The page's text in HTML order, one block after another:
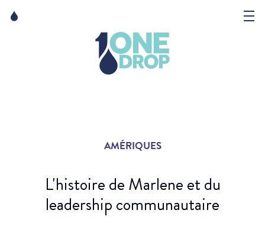
AMÉRIQUES
L'histoire de Marlene et du
leadership communautaire